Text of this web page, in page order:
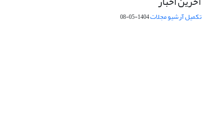
تکمیل آرشیو مجلات1404-05-08